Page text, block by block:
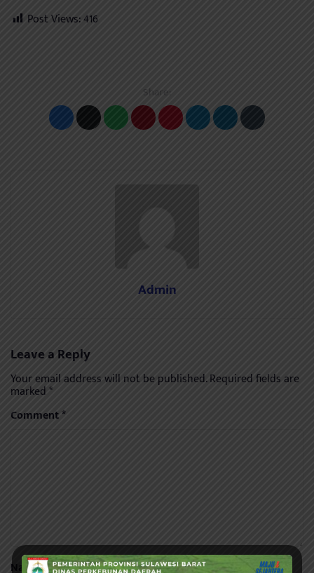
Post Views:416
Share:
Admin
Leave a Reply
Your email address will not be published.Required fields are
marked*
Comment*
Name*